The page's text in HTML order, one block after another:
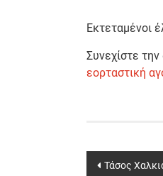
Εκτεταμένοι
Συνεχίστε
εορταστική
Post
Τάσος